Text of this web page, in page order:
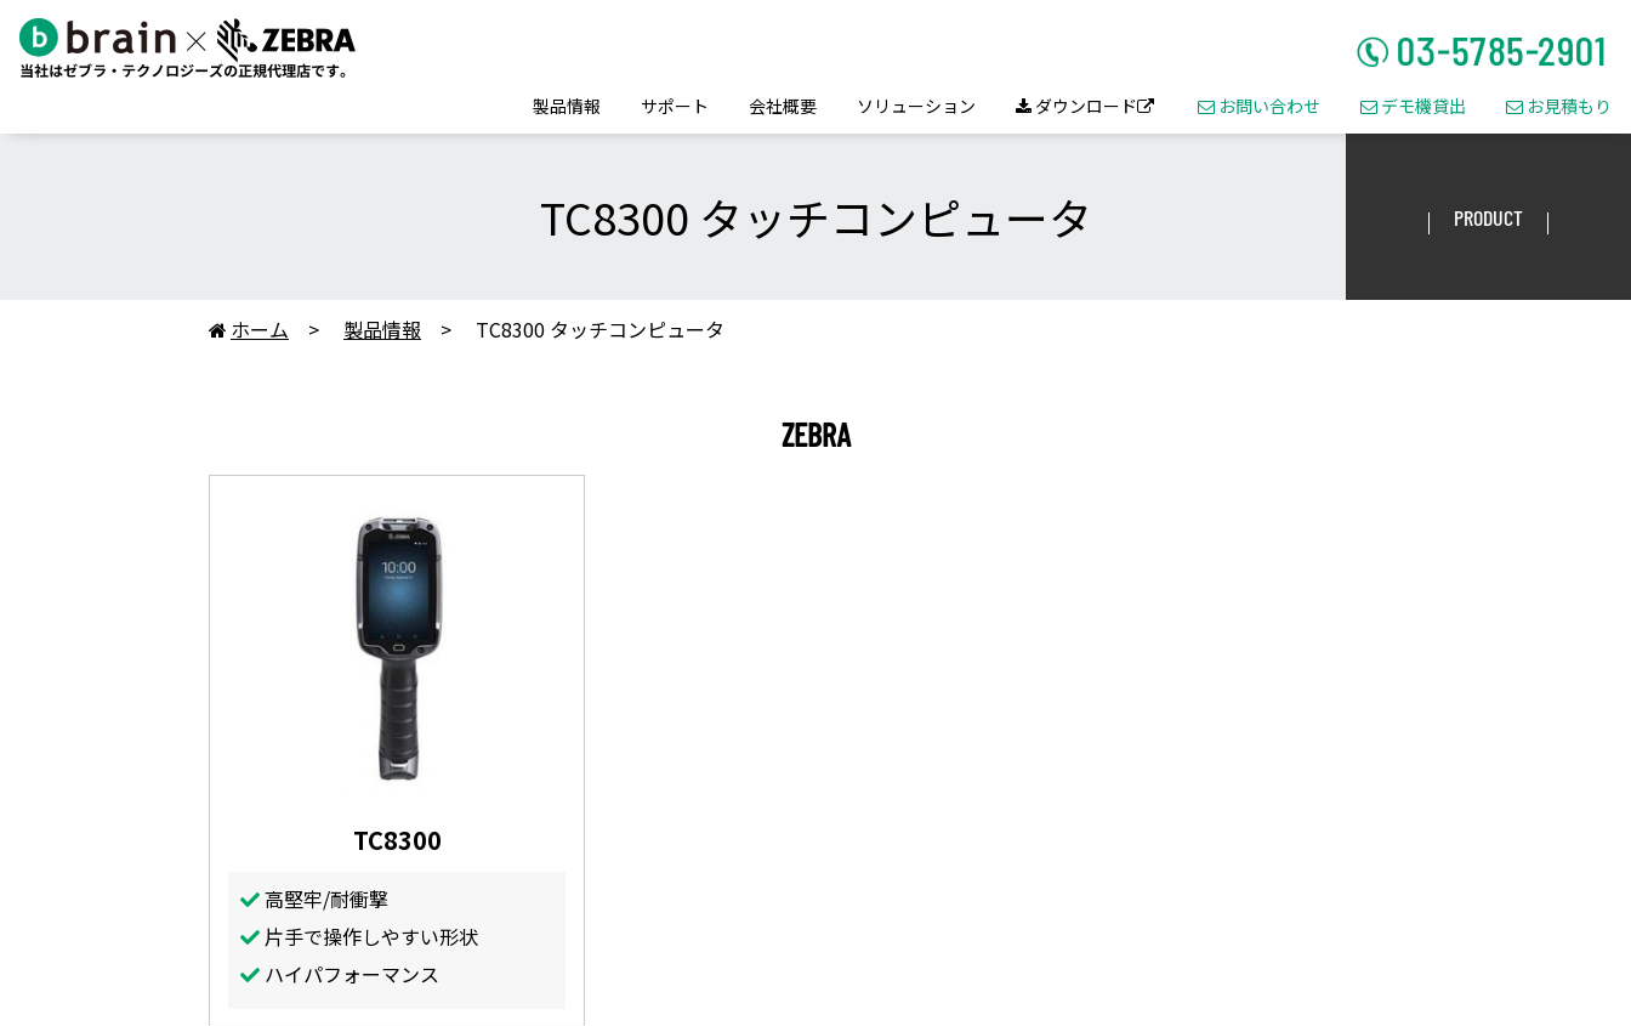
製品情報 サポート 会社概要 ソリューション  ダウンロード  お問い合わせ  デモ機貸出  お見積もり
TC8300 タッチコンピュータ PRODUCT
 ホーム 製品情報 TC8300 タッチコンピュータ
ZEBRA
TC8300
高堅牢/耐衝撃
片手で操作しやすい形状
ハイパフォーマンス